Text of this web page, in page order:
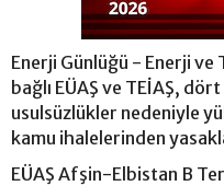
Enerji Günlüğü - Enerji ve
bağlı EÜAŞ ve TEİAŞ,
usulsüzlükler nedeniyle
kamu ihalelerinden
EÜAŞ Afşin-Elbistan B